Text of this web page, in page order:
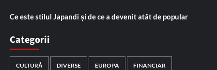
Ce este stilul Japandi și de ce a devenit atât de popular
Categorii
CULTURĂ DIVERSE EUROPA FINANCIAR